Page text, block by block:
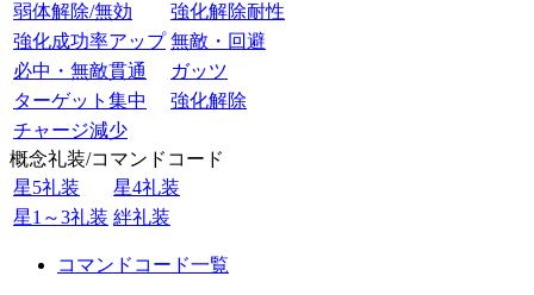
弱体解除/無効
強化解除耐性
強化成功率アップ 無敵・回避
必中・無敵貫通
ガッツ
ターゲット集中
強化解除
チャージ減少
概念礼装/コマンドコード
星5礼装
星4礼装
星1～3礼装 絆礼装
コマンドコード一覧